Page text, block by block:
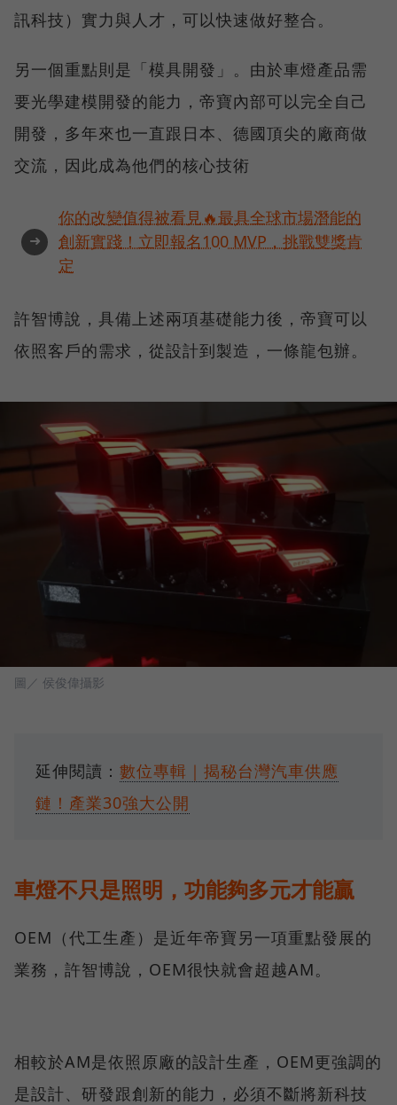
訊科技）實力與人才，可以快速做好整合。
另一個重點則是「模具開發」。由於車燈產品需
要光學建模開發的能力，帝寶內部可以完全自己
開發，多年來也一直跟日本、德國頂尖的廠商做
交流，因此成為他們的核心技術
➜
你的改變值得被看見🔥最具全球市場潛能的
創新實踐！立即報名100 MVP，挑戰雙獎肯
定
許智博說，具備上述兩項基礎能力後，帝寶可以
依照客戶的需求，從設計到製造，一條龍包辦。
圖／ 侯俊偉攝影
延伸閱讀： 數位專輯｜揭秘台灣汽車供應
鏈！產業30強大公開
車燈不只是照明，功能夠多元才能贏
OEM（代工生產）是近年帝寶另一項重點發展的
業務，許智博說，OEM很快就會超越AM。
相較於AM是依照原廠的設計生產，OEM更強調的
是設計、研發跟創新的能力，必須不斷將新科技